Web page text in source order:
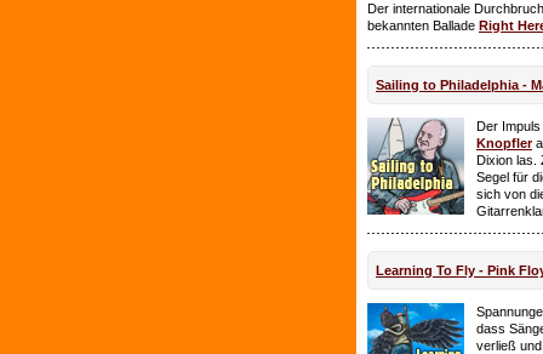
Der internationale
bekannten Ballade Right
Sailing to Philadelphia -
Der
Knopfler
Dixion las.
Segel für
sich von
Learning To Fly - Pink
dass
verließ